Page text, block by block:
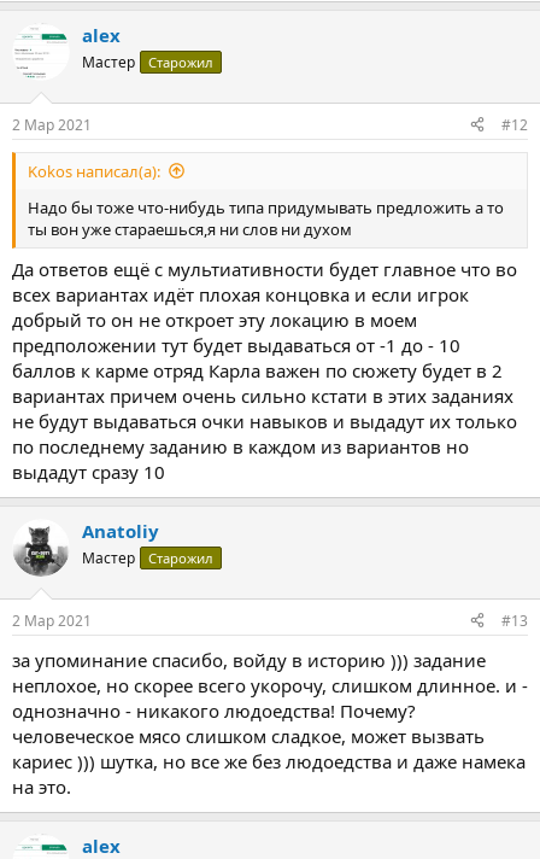
alex
Мастер Старожил
2 Мар 2021 #12
Kokos написал(а):
Надо бы тоже что-нибудь типа придумывать предложить а то
ты вон уже стараешься,я ни слов ни духом
Да ответов ещё с мультиативности будет главное что во
всех вариантах идёт плохая концовка и если игрок
добрый то он не откроет эту локацию в моем
предположении тут будет выдаваться от -1 до - 10
баллов к карме отряд Карла важен по сюжету будет в 2
вариантах причем очень сильно кстати в этих заданиях
не будут выдаваться очки навыков и выдадут их только
по последнему заданию в каждом из вариантов но
выдадут сразу 10
Anatoliy
Мастер Старожил
2 Мар 2021 #13
за упоминание спасибо, войду в историю ))) задание
неплохое, но скорее всего укорочу, слишком длинное. и -
однозначно - никакого людоедства! Почему?
человеческое мясо слишком сладкое, может вызвать
кариес ))) шутка, но все же без людоедства и даже намека
на это.
alex